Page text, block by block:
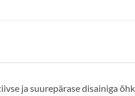
ja suurepärase disainiga